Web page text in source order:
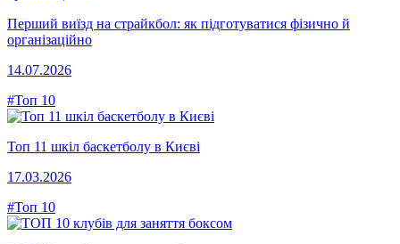
Перший виїзд на страйкбол: як підготуватися фізично й
організаційно
14.07.2026
#Топ 10
Топ 11 шкіл баскетболу в Києві
17.03.2026
#Топ 10